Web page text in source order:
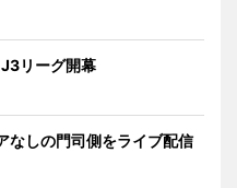
リーグ開幕
なしの門司側をライブ配信